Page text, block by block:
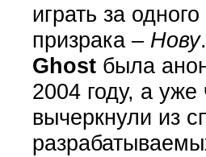
играть за одного
призрака – Нову.
Ghostбыла
2004 году, а уже
вычеркнули из